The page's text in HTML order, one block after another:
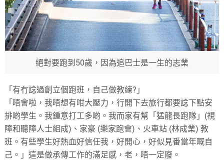
絕對要跑到50歲，因為追巴士是一生的志業
「有冇諗過創立個跑班，自己做教練?」
「唔會啦，我唔想有咁大壓力，行開下去旅行都要諗下點安
排啲學生。我鍾意打工多啲。我而家有幫「猛龍長跑隊」(視
障和聽障人士組成)、家豪 (樂家跑會)、火車站 (林成業) 教
班。有些學生好熱血好信任我，好開心，好似見番當年嘅自
己。」這是做承傳工作的滿足感，老，唔一定廢。